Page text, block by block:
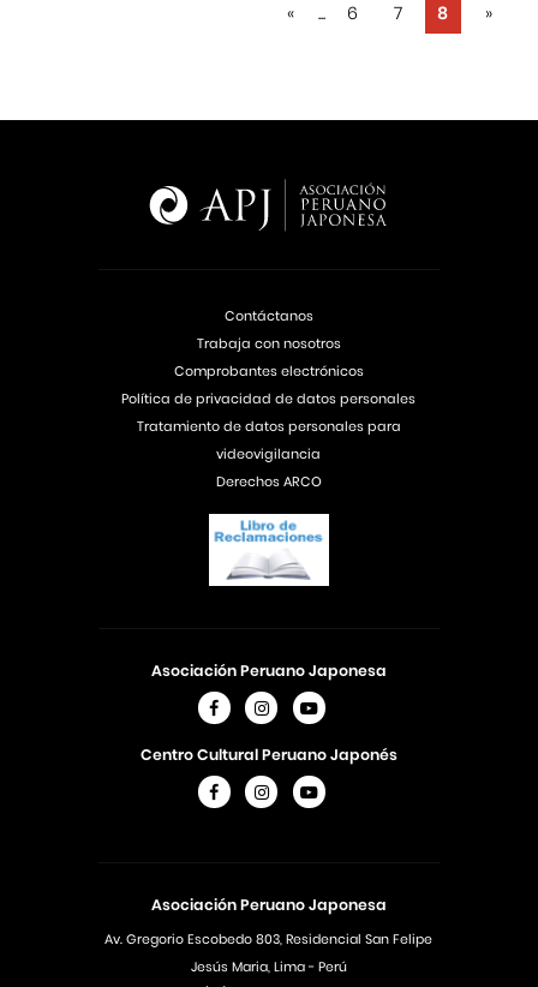
« ... 6 7 8 »
Asociación Peruano Japonesa
Av. Gregorio Escobedo 803, Residencial San Felipe
Jesús Maria, Lima - Perú
Asociación Peruano Japonesa
Centro Cultural Peruano Japonés
Contáctanos
Trabaja con nosotros
Comprobantes electrónicos
Política de privacidad de datos personales
Tratamiento de datos personales para
videovigilancia
Derechos ARCO